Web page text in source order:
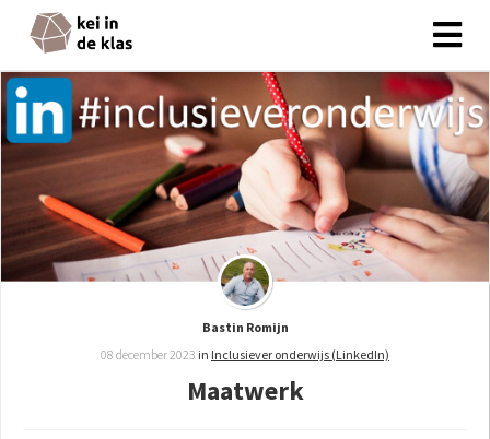
Bastin Romijn
08 december 2023 in Inclusiever onderwijs (LinkedIn)
Maatwerk